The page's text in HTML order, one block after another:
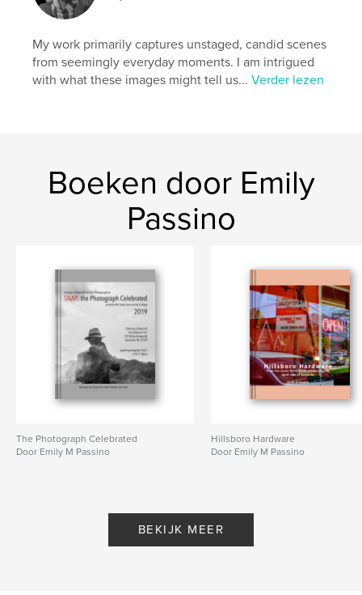
My work primarily captures unstaged, candid scenes
from seemingly everyday moments. I am intrigued
with what these images might tell us...Verder lezen
Boeken door Emily
Passino
The Photograph Celebrated
Door Emily M Passino
Hillsboro Hardware
Door Emily M Passino
BEKIJK MEER